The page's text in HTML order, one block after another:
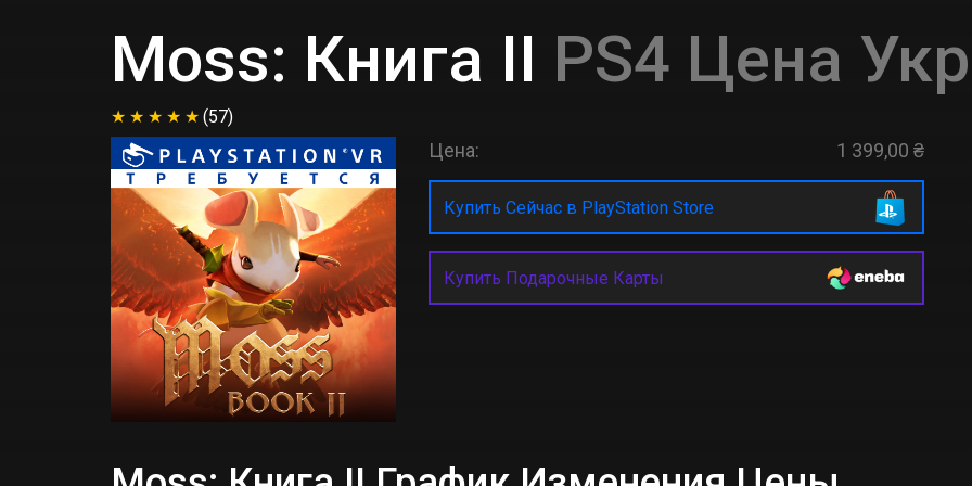
Moss: Книга II PS4 Цена
(57)
Цена: 1 399,00 ₴
Купить Сейчас в PlayStation Store
Купить Подарочные Карты